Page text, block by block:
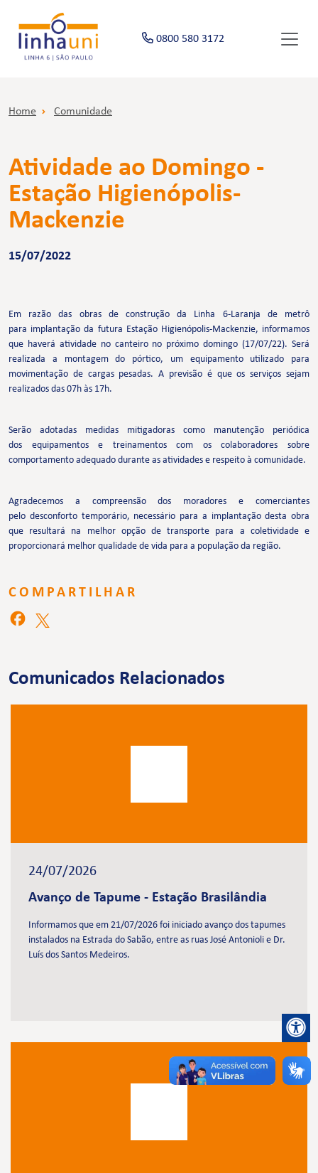
0800 580 3172
Home Comunidade
Atividade ao Domingo -
Estação Higienópolis-
Mackenzie
15/07/2022
Em razão das obras de construção da Linha 6-Laranja de metrô
para implantação da futura Estação Higienópolis-Mackenzie, informamos
que haverá atividade no canteiro no próximo domingo (17/07/22). Será
realizada a montagem do pórtico, um equipamento utilizado para
movimentação de cargas pesadas. A previsão é que os serviços sejam
realizados das 07h às 17h.
Serão adotadas medidas mitigadoras como manutenção periódica
dos equipamentos e treinamentos com os colaboradores sobre
comportamento adequado durante as atividades e respeito à comunidade.
Agradecemos a compreensão dos moradores e comerciantes
pelo desconforto temporário, necessário para a implantação desta obra
que resultará na melhor opção de transporte para a coletividade e
proporcionará melhor qualidade de vida para a população da região.
COMPARTILHAR
Comunicados Relacionados
24/07/2026
Avanço de Tapume - Estação Brasilândia
Informamos que em 21/07/2026 foi iniciado avanço dos tapumes
instalados na Estrada do Sabão, entre as ruas José Antonioli e Dr.
Luís dos Santos Medeiros.